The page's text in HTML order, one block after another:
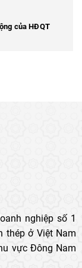
của HĐQT
nghiệp số 1
thép ở Việt Nam
vực Đông Nam